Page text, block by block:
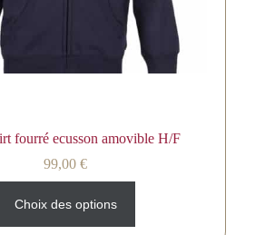
fourré ecusson amovible H/F
99,00€
Choix des options